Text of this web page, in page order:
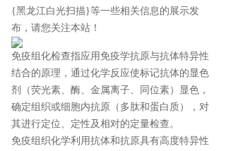
{黑龙江白光扫描}等一些相关信息的展示发
布，请您关注本站！
免疫组化检查指应用免疫学抗原与抗体特异性
结合的原理，通过化学反应使标记抗体的显色
剂（荧光素、酶、金属离子、同位素）显色，
确定组织或细胞内抗原（多肽和蛋白质），对
其进行定位、定性及相对的定量检查。
免疫组织化学利用抗体和抗原具有高度特异性